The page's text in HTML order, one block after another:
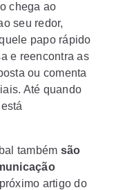
chega ao
seu redor,
papo rápido
e reencontra as
ou comenta
Até quando
também são
artigo do